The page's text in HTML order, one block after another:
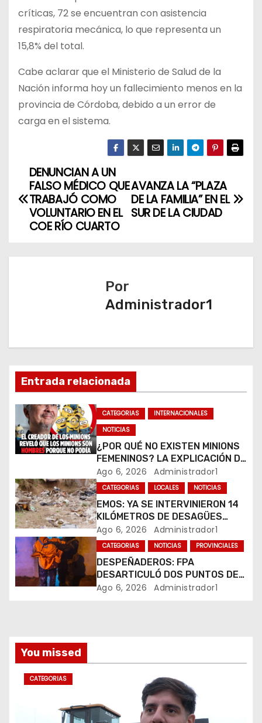
críticas, 72 se encuentran con asistencia
respiratoria mecánica, lo que representa un
15,8% del total.
Cabe aclarar que el Ministerio de Salud de la
Nación informa hoy un fallecimiento menos en la
provincia de Córdoba, debido a un error de
carga en el sistema.
N
a
e
i
ó
n
d
e
e
n
t
r
a
s
AVANZA LA “PLAZA
DE LA FAMILIA” EN EL
SUR DE LA CIUDAD
DENUNCIAN A UN
FALSO MÉDICO QUE
TRABAJÓ COMO
VOLUNTARIO EN EL
COE RÍO CUARTO
Por
Administrador1
Entrada relacionada
CATEGORIAS
INTERNACIONALES
NOTICIAS
¿POR QUÉ NO EXISTEN MINIONS
FEMENINOS? LA EXPLICACIÓN DE
SU CREADOR QUE VOLVIÓ A
VIRALIZARSE
Ago 6, 2026 Administrador1
CATEGORIAS LOCALES NOTICIAS
EMOS: YA SE INTERVINIERON 14
KILÓMETROS DE DESAGÜES
PLUVIALES
Ago 6, 2026 Administrador1
CATEGORIAS NOTICIAS PROVINCIALES
DESPEÑADEROS: FPA
DESARTICULÓ DOS PUNTOS DE
VENTA DE DROGAS. TRES
Ago 6, 2026 Administrador1
You missed
CATEGORIAS